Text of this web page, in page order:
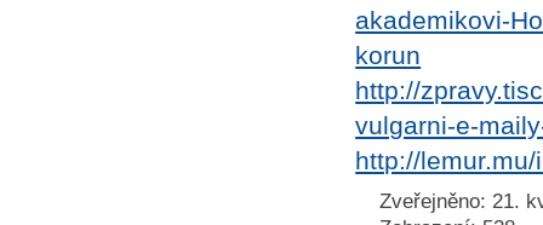
akademikovi-
korun
http://
vulgarni-e-
http://
Zveřejněno: 21.